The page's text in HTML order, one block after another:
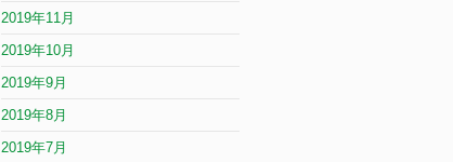
2019年11月
2019年10月
2019年9月
2019年8月
2019年7月